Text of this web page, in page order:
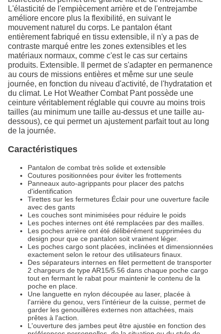
L'élasticité de l'empiècement arrière et de l'entrejambe
améliore encore plus la flexibilité, en suivant le
mouvement naturel du corps. Le pantalon étant
entièrement fabriqué en tissu extensible, il n'y a pas de
contraste marqué entre les zones extensibles et les
matériaux normaux, comme c'est le cas sur certains
produits. Extensible. Il permet de s'adapter en permanence
au cours de missions entières et même sur une seule
journée, en fonction du niveau d'activité, de l'hydratation et
du climat. Le Hot Weather Combat Pant possède une
ceinture véritablement réglable qui couvre au moins trois
tailles (au minimum une taille au-dessus et une taille au-
dessous), ce qui permet un ajustement parfait tout au long
de la journée.
Caractéristiques
Pantalon de combat très solide et extensible
Coutures positionnées pour éviter les frottements
Panneaux auto-agrippants pour placer des patchs
d'identification
Tirettes sur les fermetures Éclair pour une ouverture facile
avec des gants
Les couches sont minimisées pour réduire le poids
Les poches internes ont été remplacées par des mailles.
Les poches arrière ont été délibérément supprimées du
design pour que ce pantalon soit vraiment léger.
Les poches cargo sont placées, inclinées et dimensionnées
exactement selon le retour des utilisateurs finaux.
Des séparateurs internes en filet permettent de transporter
2 chargeurs de type AR15/5.56 dans chaque poche cargo
tout en fermant le rabat pour maintenir le contenu de la
poche en place.
Une languette en nylon découpée au laser, placée à
l'arrière du genou, vers l'intérieur de la cuisse, permet de
garder les genouillères externes non attachées, mais
prêtes à l'action.
L'ouverture des jambes peut être ajustée en fonction des